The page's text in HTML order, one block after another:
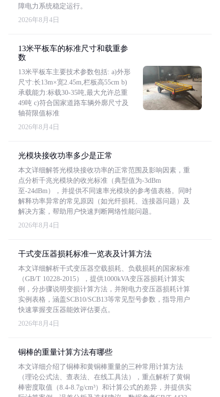
障电力系统稳定运行。
2026年8月4日
13米平板车的标准尺寸和载重参
数
13米平板车主要技术参数包括: a)外形
尺寸:长13m×宽2.45m,栏板高55cm b)
承载能力:标载30-35吨,最大允许总重
49吨 c)符合国家道路车辆外廓尺寸及
轴荷限值标准
2026年8月4日
光模块接收功率多少是正常
本文详细解答光模块接收功率的正常范围及影响因素，重
点分析千兆光模块的收光标准（典型值为-3dBm
至-24dBm），并提供不同速率光模块的参考值表格。同时
解释功率异常的常见原因（如光纤损耗、连接器问题）及
解决方案，帮助用户快速判断网络性能问题。
2026年8月4日
干式变压器损耗标准一览表及计算方法
本文详细解析干式变压器空载损耗、负载损耗的国家标准
（GB/T 10228-2015），提供1000kVA变压器损耗计算实
例，分步骤说明变损计算方法，并附电力变压器损耗计算
实例表格，涵盖SCB10/SCB13等常见型号参数，指导用户
快速掌握变压器能效评估要点。
2026年8月4日
铜棒的重量计算方法有哪些
本文详细介绍了铜棒和黄铜棒重量的三种常用计算方法
（理论公式法、查表法、在线工具法），重点解析了黄铜
棒密度取值（8.4-8.7g/cm³）和计算公式的差异，并提供实